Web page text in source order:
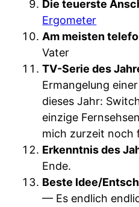
Die teuerste
Ergometer
Am meisten
Vater
TV-Serie des
Ermangelung
dieses Jahr:
einzige
mich zurzeit noch
Erkenntnis des
Ende.
Beste Idee/
— Es endlich